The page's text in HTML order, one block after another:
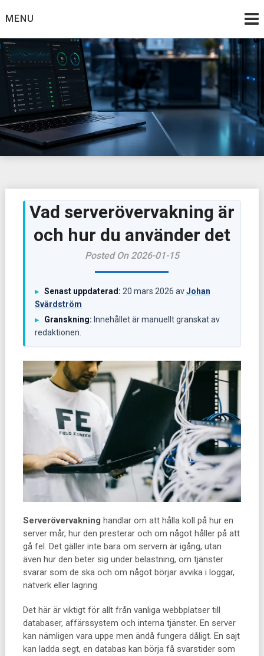
toMENU
Vad serverövervakning är
och hur du använder det
Posted On 2026-01-15
▸ Senast uppdaterad: 20 mars 2026 avJohan
Svärdström
▸ Granskning: Innehållet är manuellt granskat av
redaktionen.
Serverövervakning handlar om att hålla koll på hur en
server mår, hur den presterar och om något håller på att
gå fel. Det gäller inte bara om servern är igång, utan
även hur den beter sig under belastning, om tjänster
svarar som de ska och om något börjar avvika i loggar,
nätverk eller lagring.
Det här är viktigt för allt från vanliga webbplatser till
databaser, affärssystem och interna tjänster. En server
kan nämligen vara uppe men ändå fungera dåligt. En sajt
kan ladda segt, en databas kan börja få svarstider som